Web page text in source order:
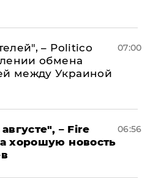
– Politico
обмена
между Украиной
07:00
– Fire
хорошую новость
06:56